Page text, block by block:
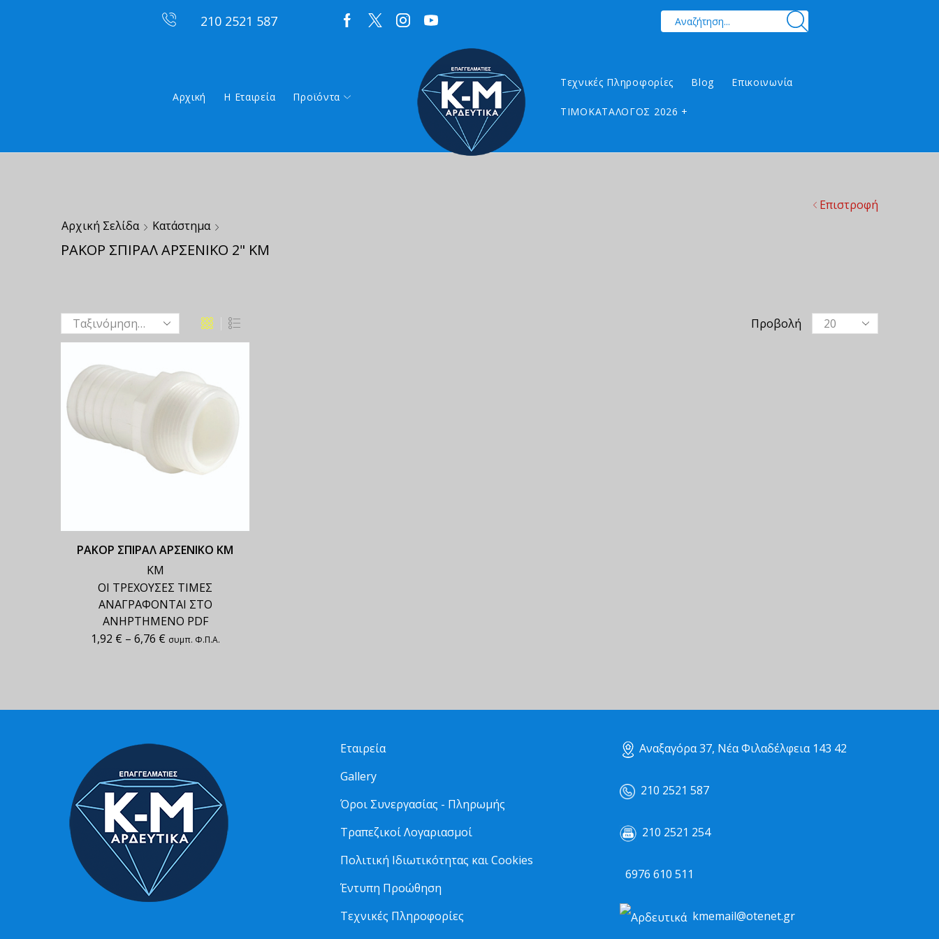
210 2521 587
Αρχική Η Εταιρεία Προϊόντα
Τεχνικές Πληροφορίες Blog Επικοινωνία
ΤΙΜΟΚΑΤΑΛΟΓΟΣ 2026 +
Αρχική Σελίδα Κατάστημα
ΡΑΚΟΡ ΣΠΙΡΑΛ ΑΡΣΕΝΙΚΟ 2" ΚΜ
Επιστροφή
Προβολή
ΡΑΚΟΡ ΣΠΙΡΑΛ ΑΡΣΕΝΙΚΟ ΚΜ
ΚΜ
ΟΙ ΤΡΕΧΟΥΣΕΣ ΤΙΜΕΣ
ΑΝΑΓΡΑΦΟΝΤΑΙ ΣΤΟ
ΑΝΗΡΤΗΜΕΝΟ PDF
1,92 € – 6,76 € συμπ. Φ.Π.Α.
Εταιρεία
Gallery
Όροι Συνεργασίας - Πληρωμής
Τραπεζικοί Λογαριασμοί
Πολιτική Ιδιωτικότητας και Cookies
Έντυπη Προώθηση
Τεχνικές Πληροφορίες
Αναξαγόρα 37, Νέα Φιλαδέλφεια 143 42
210 2521 587
210 2521 254
6976 610 511
kmemail@otenet.gr